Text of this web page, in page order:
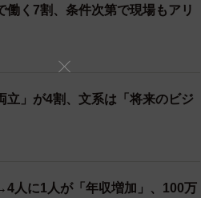
、「労働条件などの環境が変わ
ねたところ、「どちらにしても
、「年収が大きく上がるなら」
く7割、条件次第で現場もアリ
」が4割、文系は「将来のビジ
人に1人が「年収増加」、100万